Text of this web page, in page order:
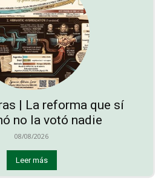
| La reforma que sí
no la votó nadie
08/08/2026
Leer más